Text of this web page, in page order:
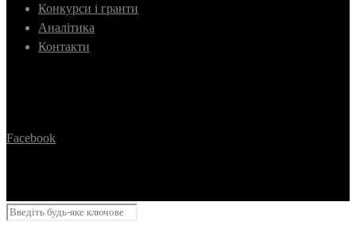
Конкурси і гранти
Аналітика
Контакти
Facebook